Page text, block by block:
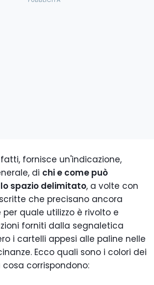
fornisce un'indicazione,
di chi e come può
spazio delimitato, a volte con
che precisano ancora
quale utilizzo è rivolto e
forniti dalla segnaletica
i cartelli appesi alle paline nelle
Ecco quali sono i colori dei
corrispondono: